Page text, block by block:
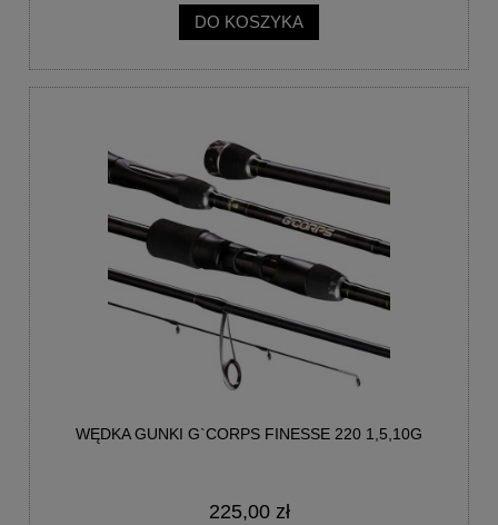
DO KOSZYKA
WĘDKA GUNKI G`CORPS FINESSE 220 1,5,10G
225,00 zł